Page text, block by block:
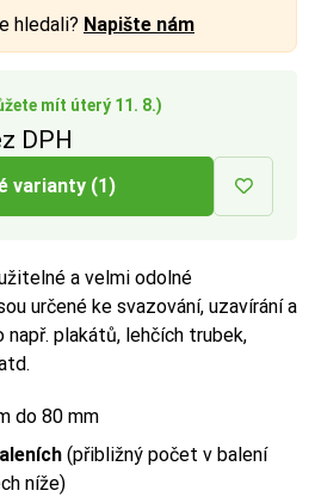
mít úterý 11. 8.)
DPH
varianty (1)
a velmi odolné
určené ke svazování, uzavírání a
plakátů, lehčích trubek,
do 80 mm
(přibližný počet v balení
níže)
hledali? Napište nám